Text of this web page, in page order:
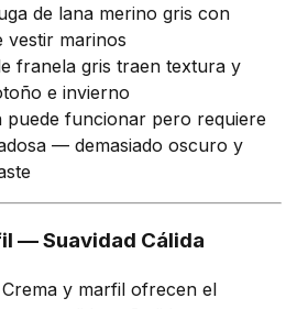
de lana merino gris con
vestir marinos
franela gris traen textura y
e invierno
puede funcionar pero requiere
— demasiado oscuro y
— Suavidad Cálida
Crema y marfil ofrecen el